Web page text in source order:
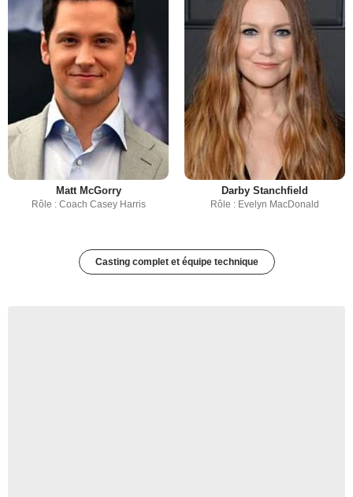
Matt McGorry
Rôle : Coach Casey Harris
Darby Stanchfield
Rôle : Evelyn MacDonald
Casting complet et équipe technique